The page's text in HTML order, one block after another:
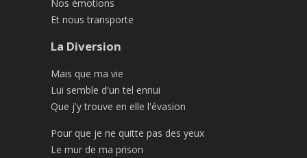
Nos émotions
Et nous transporte
La Diversion
Mais que ma vie
Lui semble d'un tel ennui
Que j'y trouve en elle l'évasion
Pour que je ne quitte pas des yeux
Le mur de ma prison